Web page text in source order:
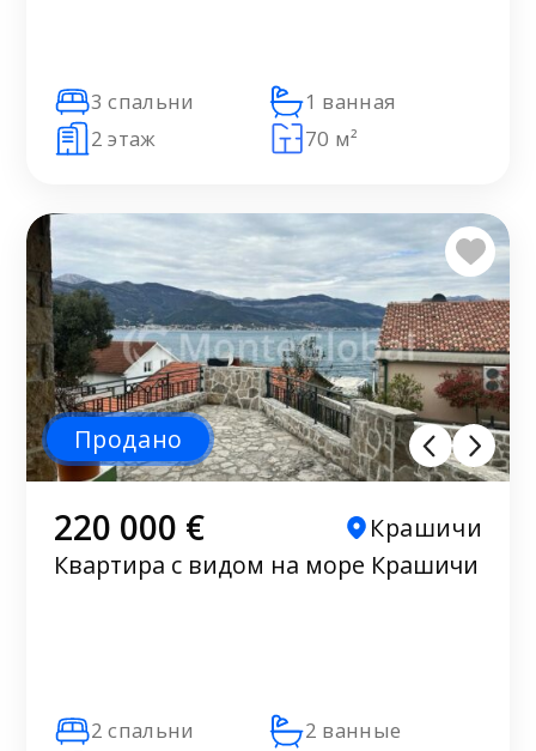
3 спальни
1 ванная
2 этаж
70 м²
Продано
220 000 €
Крашичи
Квартира с видом на море Крашичи
2 спальни
2 ванные